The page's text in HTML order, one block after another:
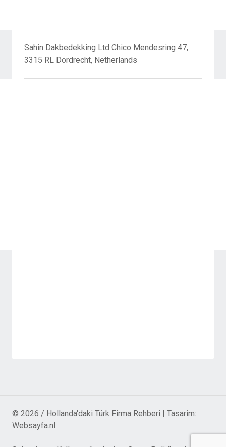
Sahin Dakbedekking Ltd Chico Mendesring 47,
3315 RL Dordrecht, Netherlands
© 2026 / Hollanda'daki Türk Firma Rehberi | Tasarim:
Websayfa.nl